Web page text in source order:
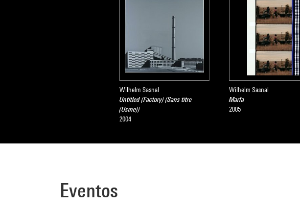
Wilhelm Sasnal
Untitled (Factory) (Sans titre
(Usine))
2004
Wilhelm Sasnal
Marfa
2005
Eventos